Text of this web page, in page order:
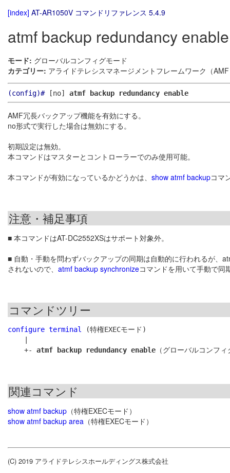
[index] AT-AR1050V コマンドリファレンス 5.4.9
atmf backup redundancy enable
モード: グローバルコンフィグモード
カテゴリー: アライドテレシスマネージメントフレームワーク（
(config)#[no] atmf backup redundancy enable
AMF冗長バックアップ機能を有効にする。
no形式で実行した場合は無効にする。
初期設定は無効。
本コマンドはマスターとコントローラーでのみ使用可能。
本コマンドが有効になっているかどうかは、 show atmf backupコマ
注意・補足事項
■ 本コマンドはAT-DC2552XSはサポート対象外。
■ 自動・手動を問わずバックアップの同期は自動的に行われるが、
されないので、 atmf backup synchronizeコマンドを用いて手動で同
コマンドツリー
configure terminal
(特権EXECモード)
    +-
atmf backup redundancy enable
関連コマンド
show atmf backup （特権EXECモード）
show atmf backup area （特権EXECモード）
(C) 2019 アライドテレシスホールディングス株式会社